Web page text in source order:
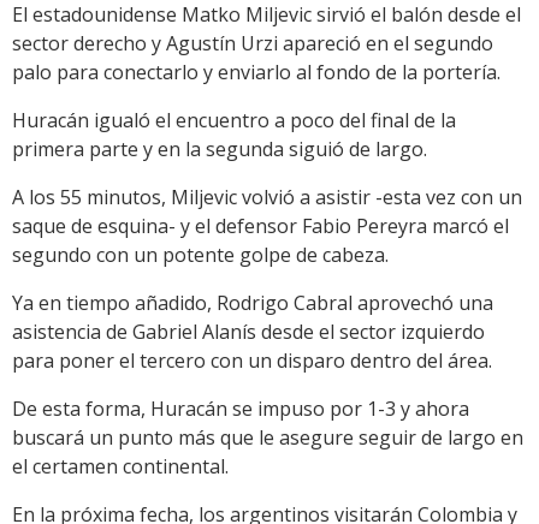
El estadounidense Matko Miljevic sirvió el balón desde el
sector derecho y Agustín Urzi apareció en el segundo
palo para conectarlo y enviarlo al fondo de la portería.
Huracán igualó el encuentro a poco del final de la
primera parte y en la segunda siguió de largo.
A los 55 minutos, Miljevic volvió a asistir -esta vez con un
saque de esquina- y el defensor Fabio Pereyra marcó el
segundo con un potente golpe de cabeza.
Ya en tiempo añadido, Rodrigo Cabral aprovechó una
asistencia de Gabriel Alanís desde el sector izquierdo
para poner el tercero con un disparo dentro del área.
De esta forma, Huracán se impuso por 1-3 y ahora
buscará un punto más que le asegure seguir de largo en
el certamen continental.
En la próxima fecha, los argentinos visitarán Colombia y